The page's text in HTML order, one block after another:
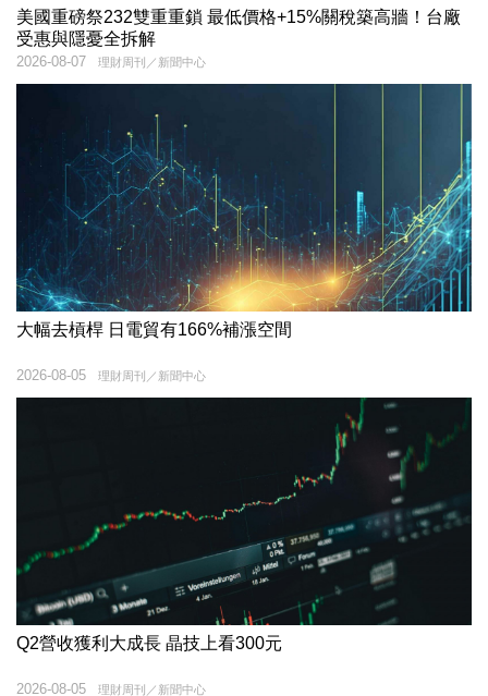
美國重磅祭232雙重重鎖 最低價格+15%關稅築高牆！台廠
受惠與隱憂全拆解
理財周刊／新聞中心
2026-08-07
大幅去槓桿 日電貿有166%補漲空間
理財周刊／新聞中心
2026-08-05
Q2營收獲利大成長 晶技上看300元
理財周刊／新聞中心
2026-08-05